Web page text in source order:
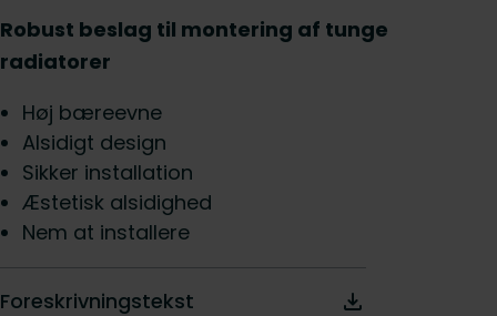
Robust beslag til montering af tunge
radiatorer
Høj bæreevne
Alsidigt design
Sikker installation
Æstetisk alsidighed
Nem at installere
Foreskrivningstekst